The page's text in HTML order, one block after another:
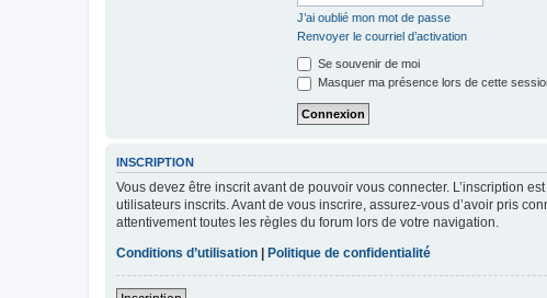
J’ai oublié mon mot de passe
Renvoyer le courriel d’activation
Se souvenir de moi
Masquer ma présence lors de cette
INSCRIPTION
Vous devez être inscrit avant de pouvoir vous connecter. L’inscription
utilisateurs inscrits. Avant de vous inscrire, assurez-vous d’avoir pris
attentivement toutes les règles du forum lors de votre navigation.
Conditions d’utilisation
Politique de confidentialité